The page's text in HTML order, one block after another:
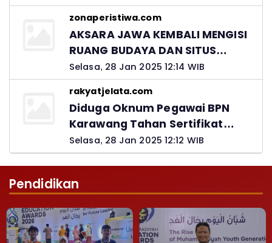
Kadis PUPR Harus Bertanggung
Jawab
zonaperistiwa.com
AKSARA JAWA KEMBALI MENGISI
RUANG BUDAYA DAN SITUS
LELUHUR NUSANTARA
Selasa, 28 Jan 2025 12:14 WIB
rakyatjelata.com
Diduga Oknum Pegawai BPN
Karawang Tahan Sertifikat
Pemohon PTSL
Selasa, 28 Jan 2025 12:12 WIB
Pendidikan